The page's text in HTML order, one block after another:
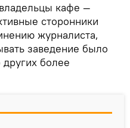
кафе —
сторонники
журналиста,
заведение было
более